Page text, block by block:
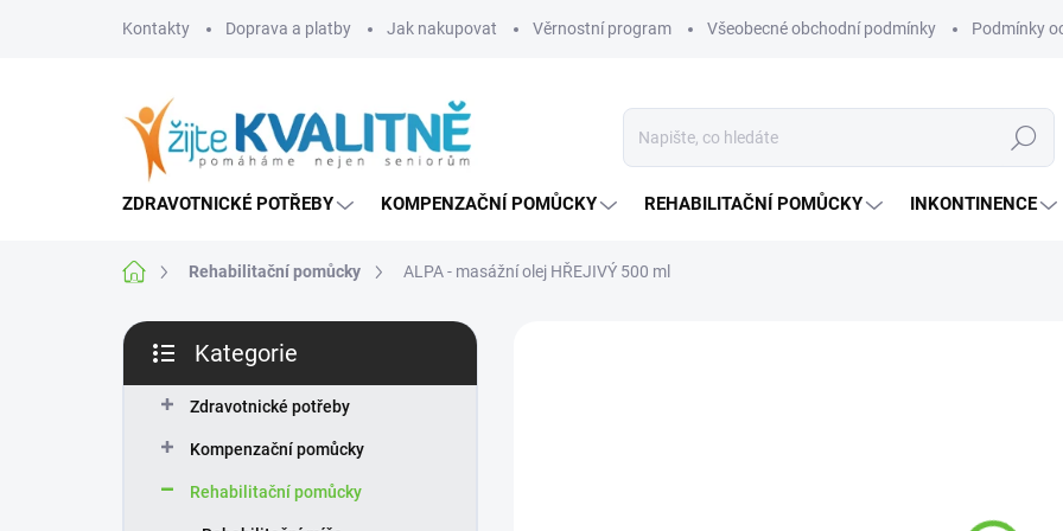
Kontakty Doprava a platby Jak nakupovat Věrnostní program Všeobecné obchodní podmínky Podmínky
Hledat
ZDRAVOTNICKÉ POTŘEBY KOMPENZAČNÍ POMŮCKY REHABILITAČNÍ POMŮCKY INKONTINENCE
Domů Rehabilitační pomůcky ALPA - masážní olej HŘEJIVÝ 500 ml
P
s
kategorie
Kategorie
Zdravotnické potřeby
Kompenzační pomůcky
Rehabilitační pomůcky